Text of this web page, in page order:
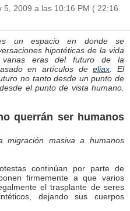
5, 2009 a las 10:16 PM ( 22:16
un espacio en donde se
hipotéticas de la vida
varias eras del futuro de la
en artículos deeliax . El
no tanto desde un punto de
el punto de vista humano.
querrán ser humanos
masiva a humanos
continúan por parte de
firmemente a que varios
el trasplante de seres
dejando sus cuerpos